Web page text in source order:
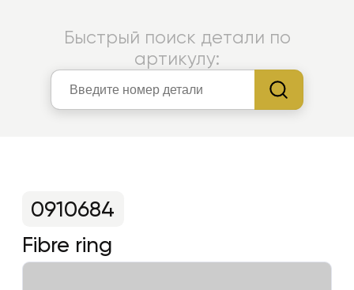
Быстрый поиск детали по
артикулу:
Fibre ring
0910684